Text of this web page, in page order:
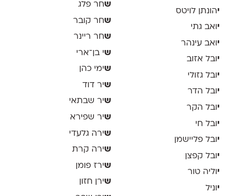
יהונתן לויטס
י ואב גתי
י ואב עינהר
יובל אזוב
י ובל גזולי
יובל הדר
י ובל הקר
י ובל חי
יובל פליישמן
י ובל קפצן
יוליה טור
י וניל
שחר פלג
שחר קובר
שחר ריינר
שי בן־ארי
שימי כהן
שיר דוד
שיר שבתאי
שיר שפירא
שירה גלעדי
שירה קרת
שירז פומן
שירן חזון